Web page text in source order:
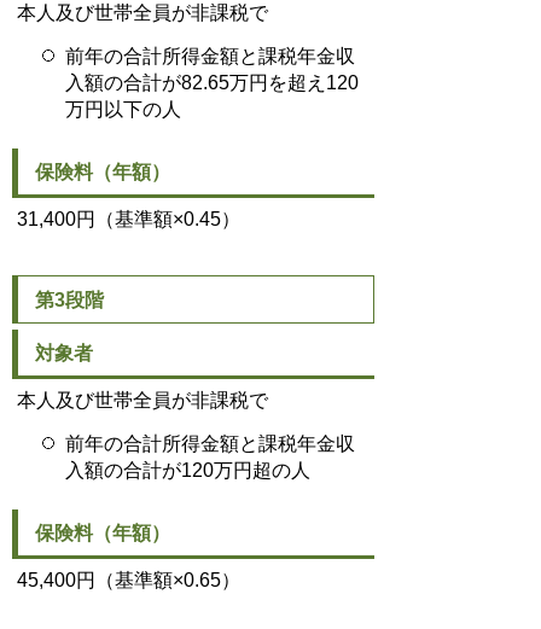
本人及び世帯全員が非課税で
前年の合計所得金額と課税年金収
入額の合計が82.65万円を超え120
万円以下の人
保険料（年額）
31,400円（基準額×0.45）
第3段階
対象者
本人及び世帯全員が非課税で
前年の合計所得金額と課税年金収
入額の合計が120万円超の人
保険料（年額）
45,400円（基準額×0.65）